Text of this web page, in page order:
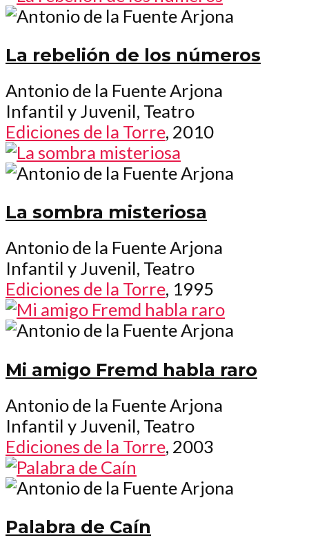
La rebelión de los números
Antonio de la Fuente Arjona
Infantil y Juvenil, Teatro
Ediciones de la Torre, 2010
La sombra misteriosa
Antonio de la Fuente Arjona
Infantil y Juvenil, Teatro
Ediciones de la Torre, 1995
Mi amigo Fremd habla raro
Antonio de la Fuente Arjona
Infantil y Juvenil, Teatro
Ediciones de la Torre, 2003
Palabra de Caín